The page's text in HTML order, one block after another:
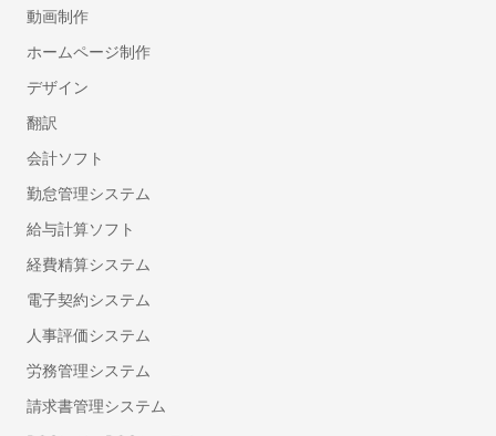
自動車登録に強い行政書士
ドローン飛行許可申請代行の行政書士
デザイン
チラシデザイン・フライヤー作成
ロゴ作成
看板・のぼり作成
翻訳
英語・英文の翻訳
リフォーム
インテリアコーディネーター
タイル工事
動画制作
ホームページ制作
デザイン
翻訳
会計ソフト
勤怠管理システム
給与計算ソフト
経費精算システム
電子契約システム
人事評価システム
労務管理システム
請求書管理システム